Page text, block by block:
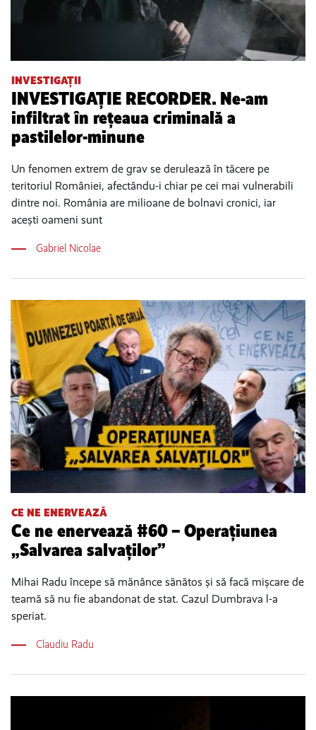
INVESTIGAȚII
INVESTIGAȚIE RECORDER. Ne-am
infiltrat în rețeaua criminală a
pastilelor-minune
Un fenomen extrem de grav se derulează în tăcere pe
teritoriul României, afectându-i chiar pe cei mai vulnerabili
dintre noi. România are milioane de bolnavi cronici, iar
acești oameni sunt
Gabriel Nicolae
CE NE ENERVEAZĂ
Ce ne enervează #60 – Operațiunea
„Salvarea salvaților”
Mihai Radu începe să mănânce sănătos și să facă mișcare de
teamă să nu fie abandonat de stat. Cazul Dumbrava l-a
speriat.
Claudiu Radu